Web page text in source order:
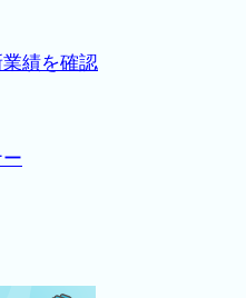
績を確認